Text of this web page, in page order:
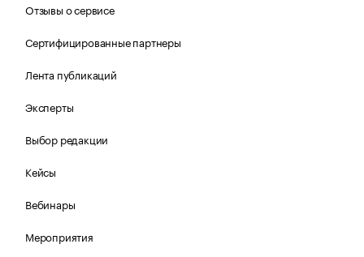
Отзывы о сервисе
Сертифицированные партнеры
Лента публикаций
Эксперты
Выбор редакции
Кейсы
Вебинары
Мероприятия